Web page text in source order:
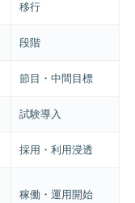
移行
段階
節目・中間目標
試験導入
採用・利用浸透
稼働・運用開始